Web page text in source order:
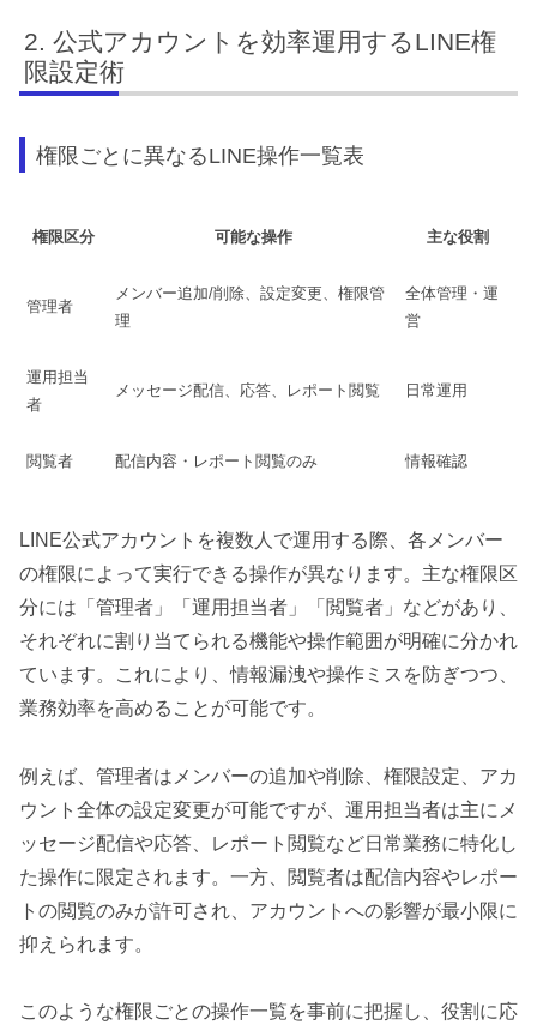
公式アカウントを効率運用するLINE権
限設定術
権限ごとに異なるLINE操作一覧表
権限区分 可能な操作 主な役割
管理者
メンバー追加/削除、設定変更、権限管
理
全体管理・運
営
運用担当
者
メッセージ配信、応答、レポート閲覧 日常運用
閲覧者 配信内容・レポート閲覧のみ 情報確認
LINE公式アカウントを複数人で運用する際、各メンバー
の権限によって実行できる操作が異なります。主な権限区
分には「管理者」「運用担当者」「閲覧者」などがあり、
それぞれに割り当てられる機能や操作範囲が明確に分かれ
ています。これにより、情報漏洩や操作ミスを防ぎつつ、
業務効率を高めることが可能です。
例えば、管理者はメンバーの追加や削除、権限設定、アカ
ウント全体の設定変更が可能ですが、運用担当者は主にメ
ッセージ配信や応答、レポート閲覧など日常業務に特化し
た操作に限定されます。一方、閲覧者は配信内容やレポー
トの閲覧のみが許可され、アカウントへの影響が最小限に
抑えられます。
このような権限ごとの操作一覧を事前に把握し、役割に応